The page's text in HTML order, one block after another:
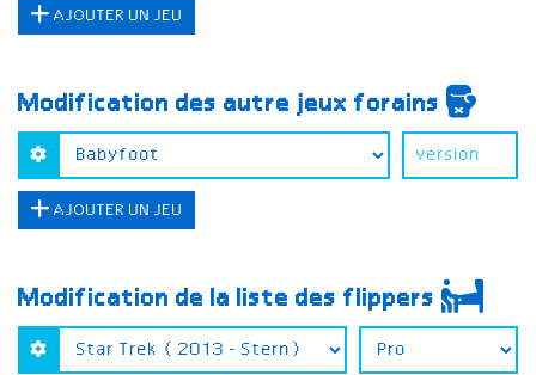
AJOUTER UN JEU
Modification des autre jeux forains
AJOUTER UN JEU
Modification de la liste des flippers